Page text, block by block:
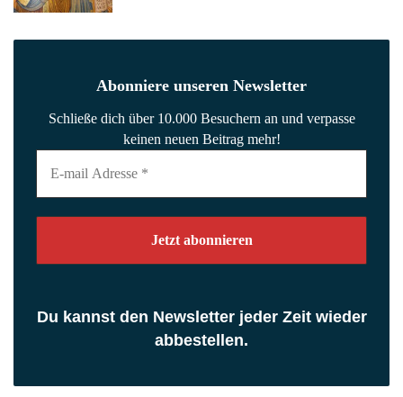
Abonniere unseren Newsletter
Schließe dich über 10.000 Besuchern an und verpasse
keinen neuen Beitrag mehr!
mail
Du kannst den Newsletter jeder Zeit wieder
abbestellen.